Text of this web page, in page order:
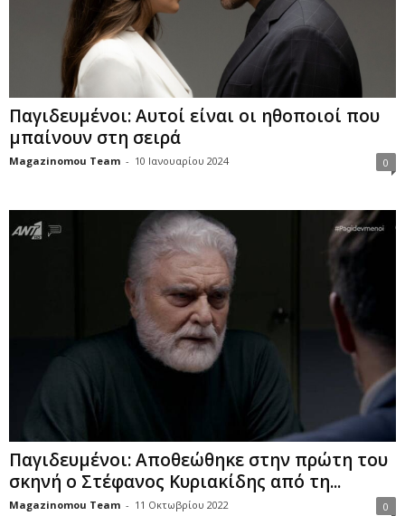
Παγιδευμένοι: Αυτοί είναι οι ηθοποιοί που
μπαίνουν στη σειρά
Magazinomou Team - 10 Ιανουαρίου 2024 0
Παγιδευμένοι: Αποθεώθηκε στην πρώτη του
σκηνή ο Στέφανος Κυριακίδης από τη...
Magazinomou Team - 11 Οκτωβρίου 2022 0